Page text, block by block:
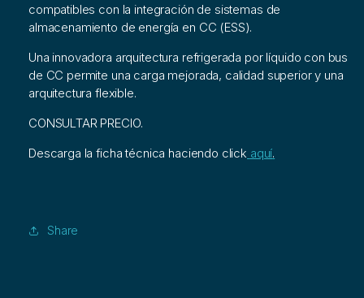
compatibles con la integración de sistemas de
almacenamiento de energía en CC (ESS).
Una innovadora arquitectura refrigerada por líquido con bus
de CC permite una carga mejorada, calidad superior y una
arquitectura flexible.
CONSULTAR PRECIO.
Descarga la ficha técnica haciendo click aquí.
Share